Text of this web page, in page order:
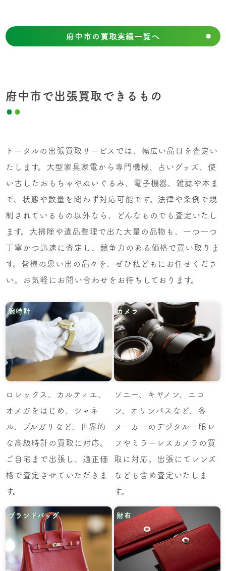
府中市の買取実績一覧へ
府中市で出張買取できるもの
トータルの出張買取サービスでは、幅広い品目を査定い
たします。大型家具家電から専門機械、占いグッズ、使
い古したおもちゃやぬいぐるみ、電子機器、雑誌や本ま
で、状態や数量を問わず対応可能です。法律や条例で規
制されているもの以外なら、どんなものでも査定いたし
ます。大掃除や遺品整理で出た大量の品物も、一つ一つ
丁寧かつ迅速に査定し、競争力のある価格で買い取りま
す。皆様の思い出の品々を、ぜひ私どもにお任せくださ
い。お気軽にお問い合わせをお待ちしております。
腕時計
ロレックス、カルティエ、
オメガをはじめ、シャネ
ル、ブルガリなど、世界的
な高級時計の買取に対応。
ご自宅まで出張し、適正価
格で査定させていただきま
す。
カメラ
ソニー、キヤノン、ニコ
ン、オリンパスなど、各
メーカーのデジタル一眼レ
フやミラーレスカメラの買
取に対応。出張にてレンズ
なども含め査定いたしま
す。
ブランドバッグ 財布